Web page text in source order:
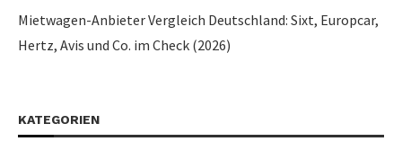
Mietwagen-Anbieter Vergleich Deutschland: Sixt, Europcar,
Hertz, Avis und Co. im Check (2026)
KATEGORIEN